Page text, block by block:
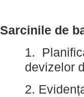
Sarcinile de
1.
devizelor
2.